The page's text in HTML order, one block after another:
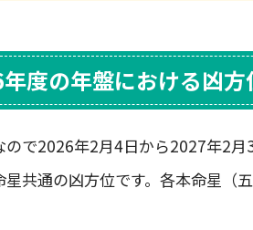
度の年盤における凶方
ので2026年2月4日から2027年2月
星共通の凶方位です。各本命星（